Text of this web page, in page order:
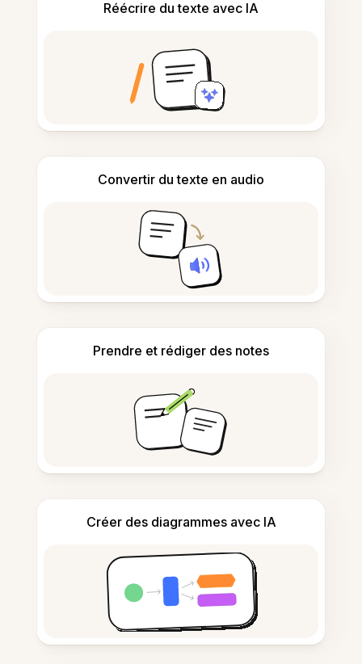
Réécrire du texte avec IA
Convertir du texte en audio
Prendre et rédiger des notes
Créer des diagrammes avec IA